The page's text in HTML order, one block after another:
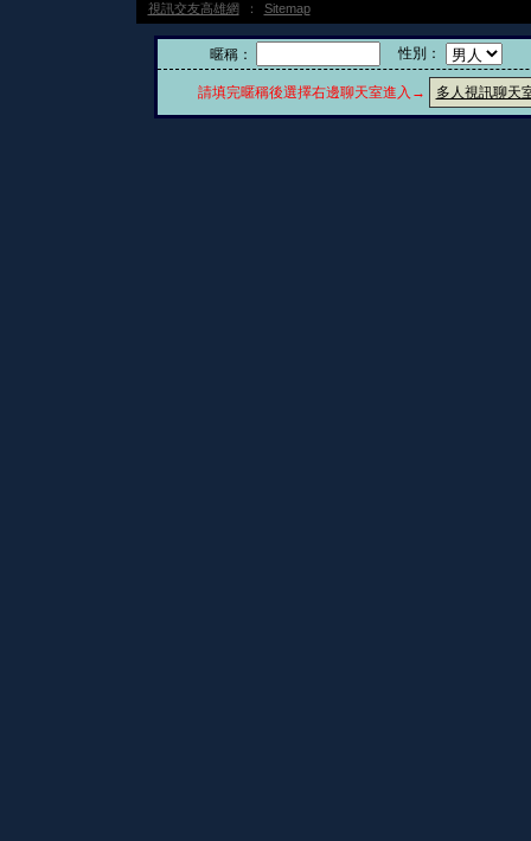
視訊交友高雄網 ： Sitemap
暱稱： 性別：
請填完暱稱後選擇右邊聊天室進入→ 多人視訊聊天